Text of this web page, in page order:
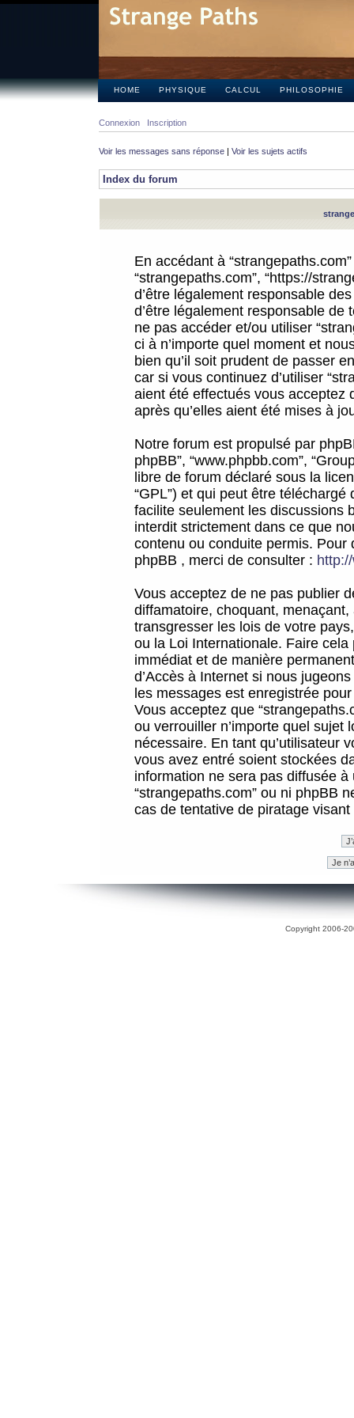
HOME PHYSIQUE CALCUL PHILOSOPHIE
Connexion Inscription
Voir les messages sans réponse | Voir les sujets actifs
Index du forum
En accédant à
“strangepaths.com”, “https://
d’être légalement responsable
d’être légalement responsable
ne pas accéder et/ou utiliser
ci à n’importe quel moment et
bien qu’il soit prudent de passer
car si vous continuez d’utiliser
aient été effectués vous acceptez
après qu’elles aient été mises à
Notre forum est propulsé par
phpBB”, “www.phpbb.com”,
libre de forum déclaré sous la
“GPL”) et qui peut être téléchargé
facilite seulement les discussions
interdit strictement dans ce que
contenu ou conduite permis.
phpBB , merci de consulter :
Vous acceptez de ne pas publier
diffamatoire, choquant,
transgresser les lois de votre
ou la Loi Internationale. Faire
immédiat et de manière
d’Accès à Internet si nous
les messages est enregistrée
Vous acceptez que
ou verrouiller n’importe quel sujet
nécessaire. En tant qu’utilisateur
vous avez entré soient stockées
information ne sera pas diffusée
“strangepaths.com” ou ni phpBB
cas de tentative de piratage
Copyright 2006-